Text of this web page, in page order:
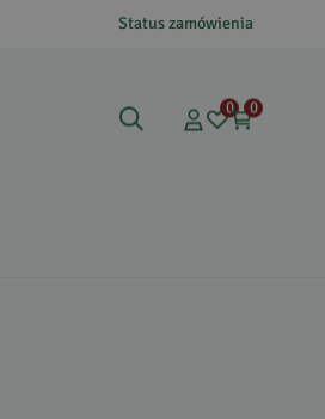
Status zamówienia
0 0